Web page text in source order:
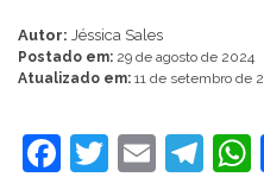
Autor: Jéssica Sales
Postado em: 29 de agosto de 2024
Atualizado em: 11 de setembro de
Facebook
Twitter
Email